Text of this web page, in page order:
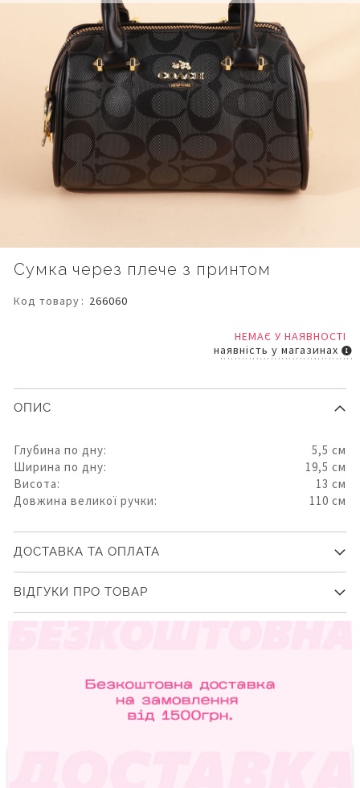
Сумка через плече з принтом
Код товару 266060
НЕМАЄ У НАЯВНОСТІ
наявність у магазинах
галереї
ОПИС
Глубина по дну:
5,5 см
Ширина по дну:
19,5 см
Висота:
13 см
Довжина великої ручки:
110 см
ДОСТАВКА ТА ОПЛАТА
ВІДГУКИ ПРО ТОВАР